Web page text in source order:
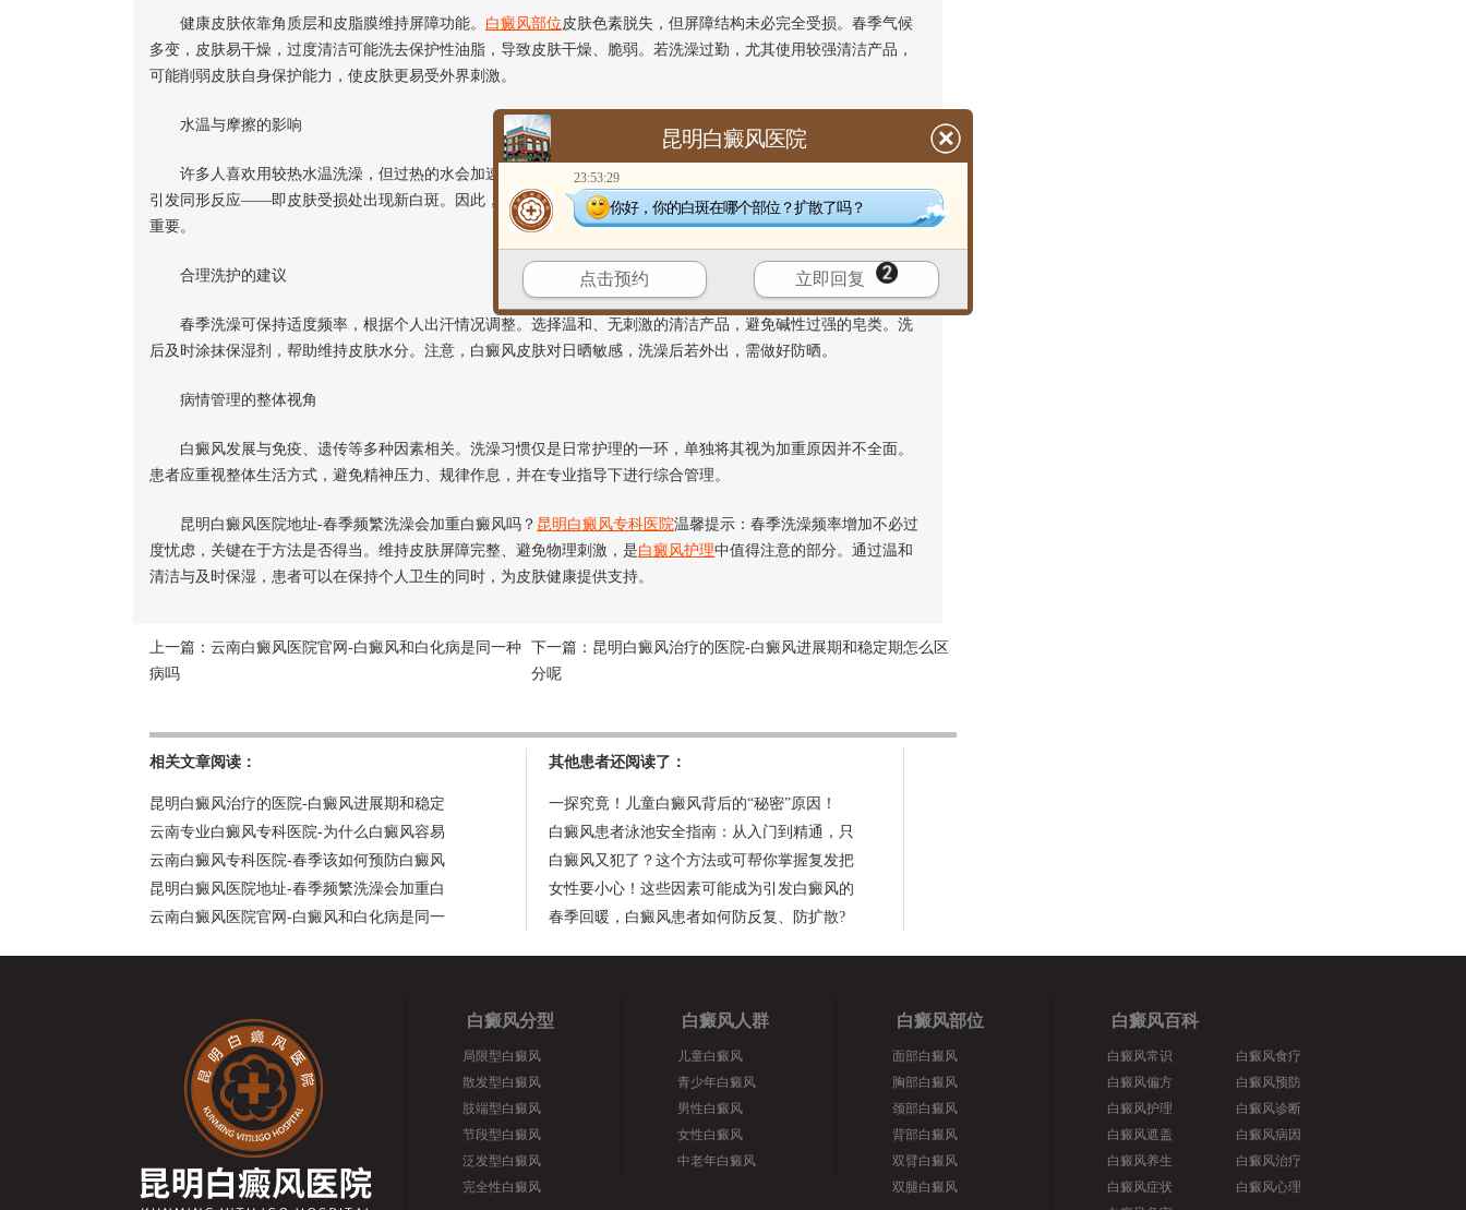
健康皮肤依靠角质层和皮脂膜维持屏障功能。 白癜风部位皮肤色素脱失，但屏障结构未必完全受损。春季气候
多变，皮肤易干燥，过度清洁可能洗去保护性油脂，导致皮肤干燥、脆弱。若洗澡过勤，尤其使用较强清洁产品，
可能削弱皮肤自身保护能力，使皮肤更易受外界刺激。
水温与摩擦的影响
许多人喜欢用较热水温洗澡，但过热的水会加速皮肤水分蒸发，引起干燥甚至瘙痒。反复搔抓或用力搓擦可能
引发同形反应——即皮肤受损处出现新白斑。因此，无论洗澡频率如何，控制水温、减少摩擦比单纯关注次数更为
重要。
合理洗护的建议
春季洗澡可保持适度频率，根据个人出汗情况调整。选择温和、无刺激的清洁产品，避免碱性过强的皂类。洗
后及时涂抹保湿剂，帮助维持皮肤水分。注意，白癜风皮肤对日晒敏感，洗澡后若外出，需做好防晒。
病情管理的整体视角
白癜风发展与免疫、遗传等多种因素相关。洗澡习惯仅是日常护理的一环，单独将其视为加重原因并不全面。
患者应重视整体生活方式，避免精神压力、规律作息，并在专业指导下进行综合管理。
昆明白癜风医院地址-春季频繁洗澡会加重白癜风吗？ 昆明白癜风专科医院温馨提示：春季洗澡频率增加不必过
度忧虑，关键在于方法是否得当。维持皮肤屏障完整、避免物理刺激，是白癜风护理中值得注意的部分。通过温和
清洁与及时保湿，患者可以在保持个人卫生的同时，为皮肤健康提供支持。
上一篇： 云南白癜风医院官网-白癜风和白化病是同一种
病吗
下一篇： 昆明白癜风治疗的医院-白癜风进展期和稳定期怎么区
分呢
相关文章阅读：
昆明白癜风治疗的医院-白癜风进展期和稳定
云南专业白癜风专科医院-为什么白癜风容易
云南白癜风专科医院-春季该如何预防白癜风
昆明白癜风医院地址-春季频繁洗澡会加重白
云南白癜风医院官网-白癜风和白化病是同一
其他患者还阅读了：
一探究竟！儿童白癜风背后的“秘密”原因！
白癜风患者泳池安全指南：从入门到精通，只
白癜风又犯了？这个方法或可帮你掌握复发把
女性要小心！这些因素可能成为引发白癜风的
春季回暖，白癜风患者如何防反复、防扩散?
白癜风分型
局限型白癜风
散发型白癜风
肢端型白癜风
节段型白癜风
泛发型白癜风
完全性白癜风
白癜风人群
儿童白癜风
青少年白癜风
男性白癜风
女性白癜风
中老年白癜风
白癜风部位
面部白癜风
胸部白癜风
颈部白癜风
背部白癜风
双臂白癜风
双腿白癜风
白癜风百科
白癜风常识
白癜风偏方
白癜风护理
白癜风遮盖
白癜风养生
白癜风症状
白癜风食疗
白癜风预防
白癜风诊断
白癜风病因
白癜风治疗
白癜风心理
昆明白癜风医院
23:53:29
你好，你的白斑在哪个部位？扩散了吗？
点击预约 立即回复